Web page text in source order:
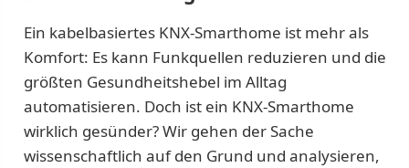
Ein kabelbasiertes KNX-Smarthome ist mehr als
Komfort: Es kann Funkquellen reduzieren und die
größten Gesundheitshebel im Alltag
automatisieren. Doch ist ein KNX-Smarthome
wirklich gesünder? Wir gehen der Sache
wissenschaftlich auf den Grund und analysieren,